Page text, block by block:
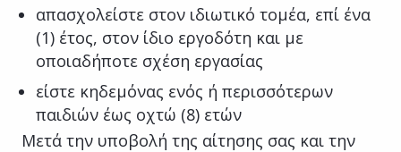
απασχολείστε στον ιδιωτικό τομέα, επί ένα
(1) έτος, στον ίδιο εργοδότη και με
οποιαδήποτε σχέση εργασίας
είστε κηδεμόνας ενός ή περισσότερων
παιδιών έως οχτώ (8) ετών
Μετά την υποβολή της αίτησης σας και την